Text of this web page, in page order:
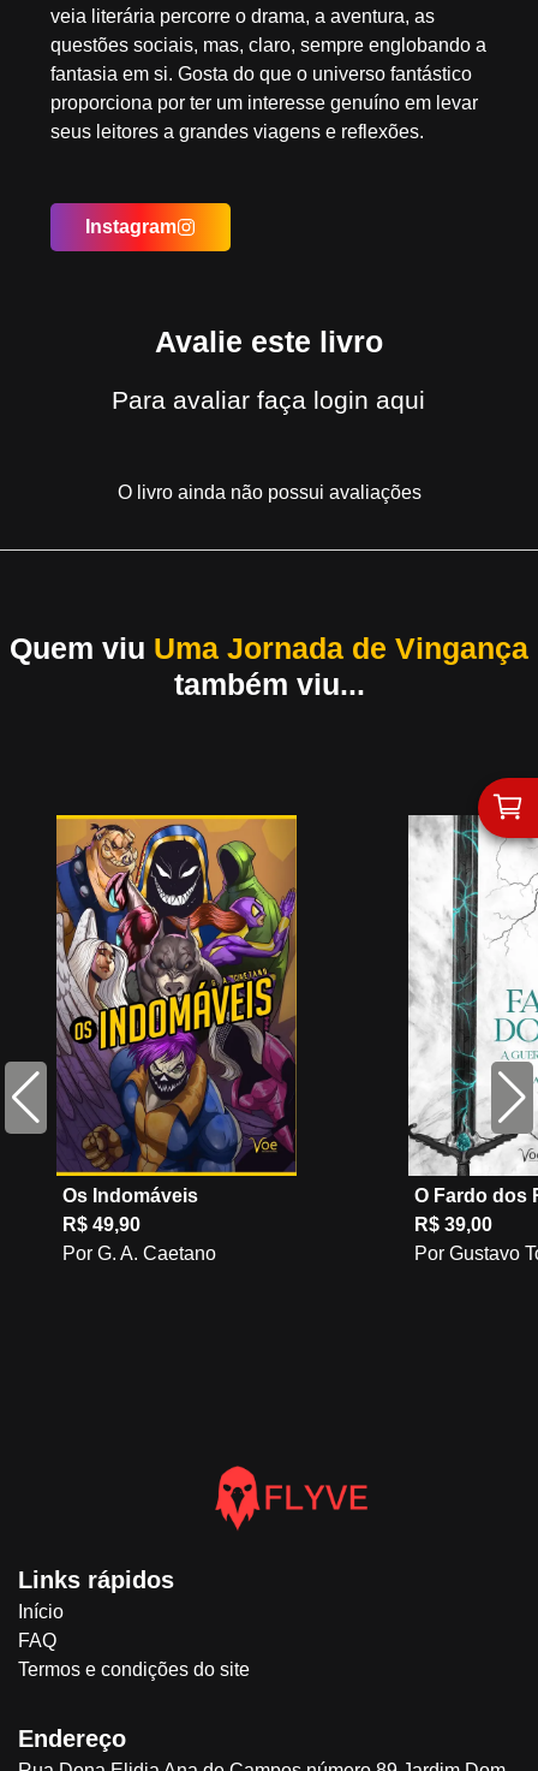
veia literária percorre o drama, a aventura, as
questões sociais, mas, claro, sempre englobando a
fantasia em si. Gosta do que o universo fantástico
proporciona por ter um interesse genuíno em levar
seus leitores a grandes viagens e reflexões.
Instagram
Avalie este livro
Para avaliarfaça login aqui
O livro ainda não possui avaliações
Quem viu Uma Jornada de Vingança
também viu...
Os Indomáveis
R$ 49,90
Por G. A. Caetano
O Fardo dos
R$ 39,00
Por Gustavo
Links rápidos
Início
FAQ
Termos e condições do site
Endereço